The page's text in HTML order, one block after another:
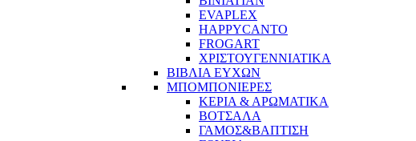
EVAPLEX
HAPPYCANTO
FROGART
ΧΡΙΣΤΟΥΓΕΝΝΙΑΤΙΚΑ
ΒΙΒΛΙΑ ΕΥΧΩΝ
ΜΠΟΜΠΟΝΙΕΡΕΣ
ΚΕΡΙΑ & ΑΡΩΜΑΤΙΚΑ
ΒΟΤΣΑΛΑ
ΓΑΜΟΣ&ΒΑΠΤΙΣΗ